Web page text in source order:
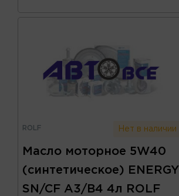
ROLF Нет в наличии
Масло моторное 5W40
(синтетическое) ENERGY
SN/CF A3/B4 4л ROLF